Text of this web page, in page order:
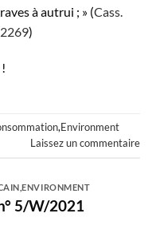
à autrui ; » (Cass.
)
!
,Environment
Laissez un commentaire
,ENVIRONMENT
5/W/2021